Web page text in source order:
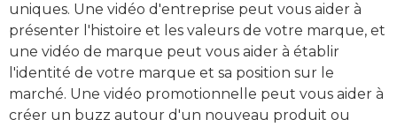
uniques. Une vidéo d'entreprise peut vous aider à
présenter l'histoire et les valeurs de votre marque, et
une vidéo de marque peut vous aider à établir
l'identité de votre marque et sa position sur le
marché. Une vidéo promotionnelle peut vous aider à
créer un buzz autour d'un nouveau produit ou